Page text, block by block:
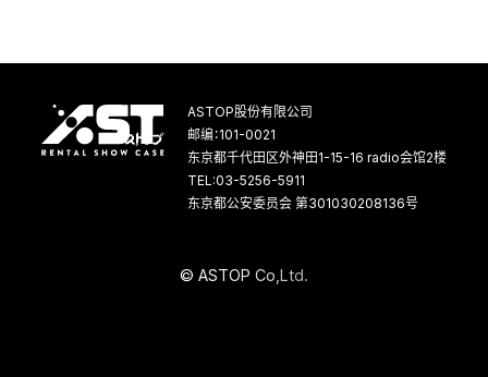
ASTOP股份有限公司
邮编：101-0021
东京都千代田区外神田1-15-16 radio会馆2楼
TEL:03-5256-5911
东京都公安委员会 第301030208136号
© ASTOP Co Ltd.